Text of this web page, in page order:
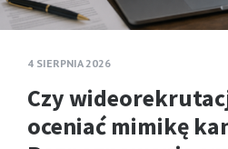
4 SIERPNIA 2026
Czy
oceniać mimikę